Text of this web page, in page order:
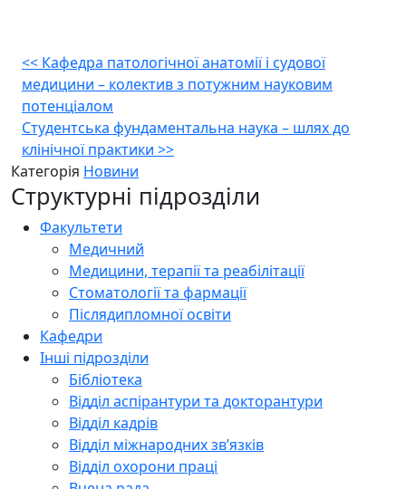
Навігація
записів
<< Кафедра патологічної анатомії і судової
медицини – колектив з потужним науковим
потенціалом
Студентська фундаментальна наука – шлях до
клінічної практики >>
Категорія Новини
Структурні підрозділи
Факультети
Медичний
Медицини, терапії та реабілітації
Стоматології та фармації
Післядипломної освіти
Кафедри
Інші підрозділи
Бібліотека
Відділ аспірантури та докторантури
Відділ кадрів
Відділ міжнародних зв’язків
Відділ охорони праці